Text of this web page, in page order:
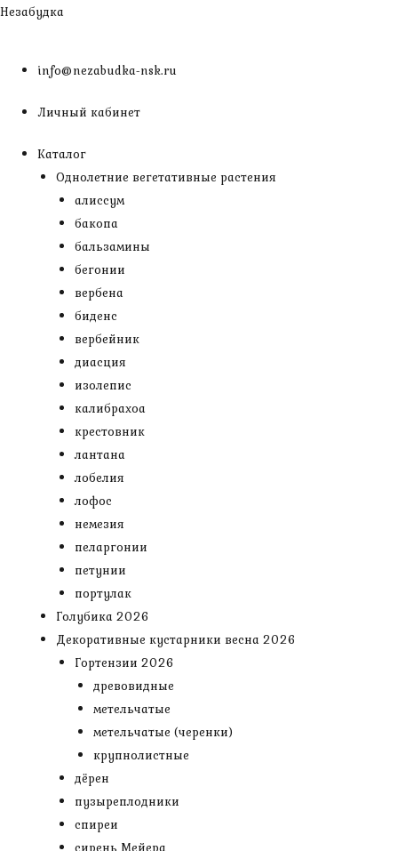
Перейти
Незабудка
info@nezabudka-nsk.ru
Личный кабинет
Каталог
Однолетние вегетативные растения
алиссум
бакопа
бальзамины
бегонии
вербена
биденс
вербейник
диасция
изолепис
калибрахоа
крестовник
лантана
лобелия
лофос
немезия
пеларгонии
петунии
портулак
Голубика 2026
Декоративные кустарники весна 2026
Гортензии 2026
древовидные
метельчатые
метельчатые (черенки)
крупнолистные
дёрен
пузыреплодники
спиреи
сирень Мейера